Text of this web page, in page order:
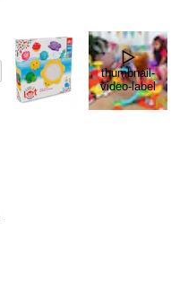
thumbnail-
video-label